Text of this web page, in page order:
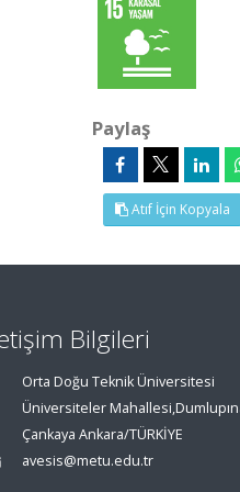
Paylaş
Atıf İçin Kopyala
Bilgileri
Orta Doğu Teknik Üniversitesi
Üniversiteler
Çankaya Ankara/TÜRKİYE
avesis@metu.edu.tr